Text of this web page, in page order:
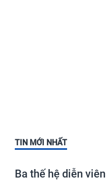
TIN MỚI NHẤT
Ba thế hệ diễn viên